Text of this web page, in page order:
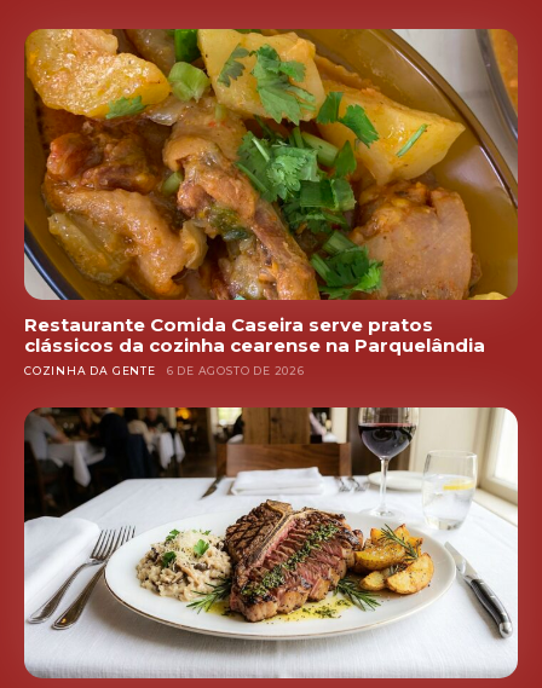
Restaurante Comida Caseira serve pratos
clássicos da cozinha cearense na Parquelândia
COZINHA DA GENTE 6 DE AGOSTO DE 2026